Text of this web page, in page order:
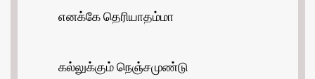
எனக்கே தெரியாதம்மா
கல்லுக்கும் நெஞ்சமுண்டு